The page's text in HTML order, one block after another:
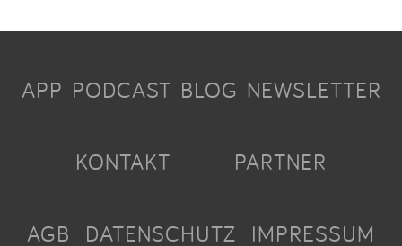
APP PODCAST BLOG NEWSLETTER
KONTAKT PARTNER
AGB DATENSCHUTZ IMPRESSUM